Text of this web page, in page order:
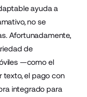
ayuda a
no se
Afortunadamente,
de
—como el
texto, el pago con
integrado para